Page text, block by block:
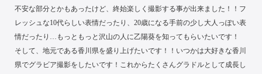
不安な部分とかもあったけど、終始楽しく撮影する事が出来ました！！フ
レッシュな10代らしい表情だったり、20歳になる手前の少し大人っぽい表
情だったり…もっともっと沢山の人に乙陽葵を知ってもらいたいです！
そして、地元である香川県を盛り上げたいです！！いつかは大好きな香川
県でグラビア撮影をしたいです！これからたくさんグラドルとして成長し